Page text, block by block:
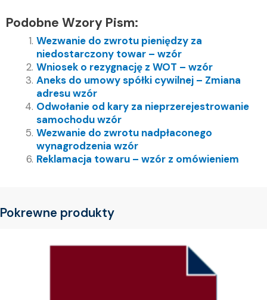
Podobne Wzory Pism:
Wezwanie do zwrotu pieniędzy za
niedostarczony towar – wzór
Wniosek o rezygnację z WOT – wzór
Aneks do umowy spółki cywilnej – Zmiana
adresu wzór
Odwołanie od kary za nieprzerejestrowanie
samochodu wzór
Wezwanie do zwrotu nadpłaconego
wynagrodzenia wzór
Reklamacja towaru – wzór z omówieniem
Pokrewne produkty